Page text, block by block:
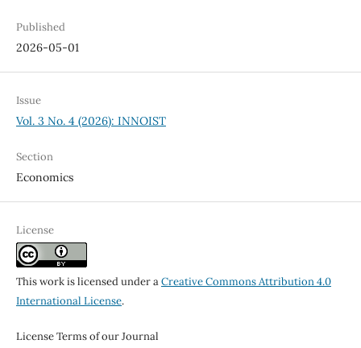
Published
2026-05-01
Issue
Vol. 3 No. 4 (2026): INNOIST
Section
Economics
License
This work is licensed under aCreative Commons Attribution 4.0
International License.
License Terms of our Journal